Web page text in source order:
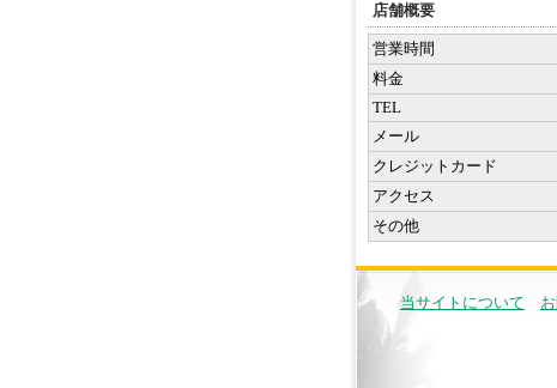
店舗概要
営業時間
料金
TEL
メール
クレジットカード
アクセス
その他
当サイトについて